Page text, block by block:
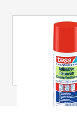
®
60042
Remover